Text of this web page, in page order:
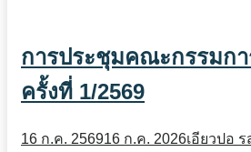
การประชุมคณะกรรมก
ครั้งที่ 1/2569
16 ก.ค. 256916 ก.ค. 2026เอียวปอ